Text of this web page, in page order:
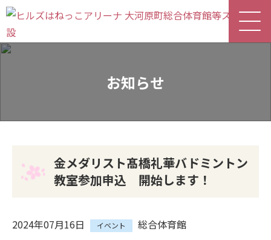
お知らせ
金メダリスト髙橋礼華バドミントン
教室参加申込 開始します！
2024年07月16日 イベント 総合体育館